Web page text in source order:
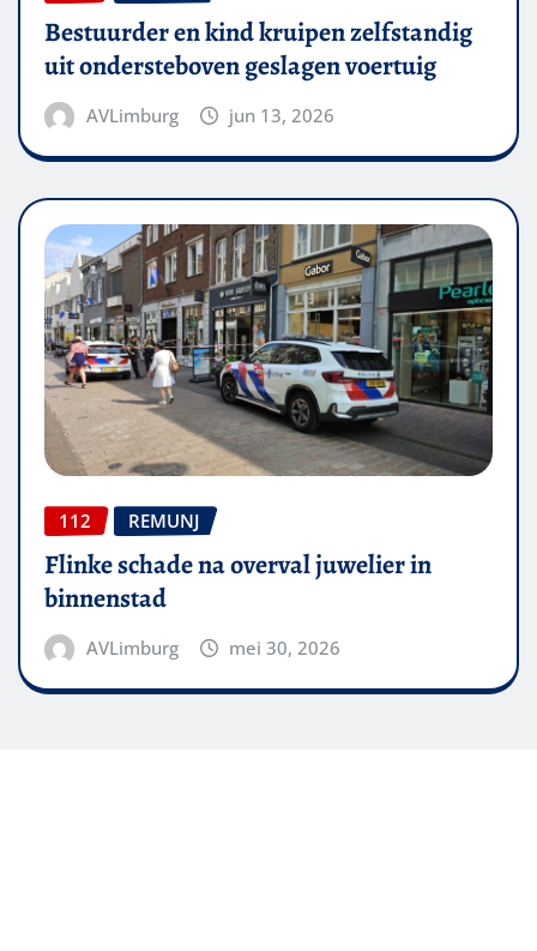
Bestuurder en kind kruipen zelfstandig
uit ondersteboven geslagen voertuig
AVLimburg jun 13, 2026
112 REMUNJ
Flinke schade na overval juwelier in
binnenstad
AVLimburg mei 30, 2026